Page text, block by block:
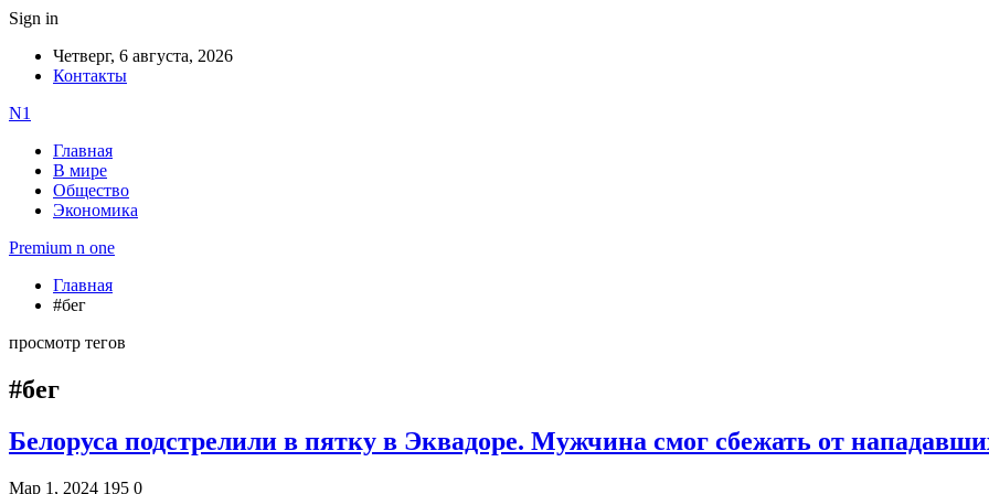
Sign in
Четверг, 6 августа, 2026
Контакты
N1
Главная
В мире
Общество
Экономика
Premium n one
Главная
#бег
просмотр тегов
#бег
Белоруса подстрелили в пятку в Эквадоре. Мужчина смог сбежать от
Мар 1, 2024 195 0